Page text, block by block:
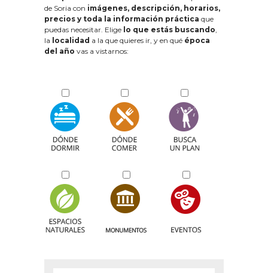
de Soria con imágenes, descripción, horarios,
precios y toda la información práctica que
puedas necesitar. Elige lo que estás buscando,
la localidad a la que quieres ir, y en qué época
del año vas a vistarnos: